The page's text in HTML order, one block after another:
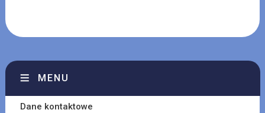
MENU
Dane kontaktowe